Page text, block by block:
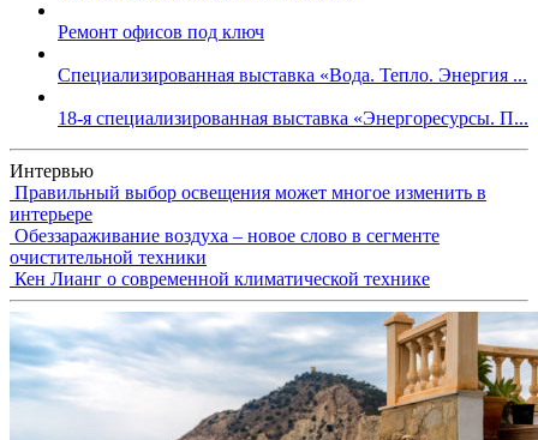
Ремонт офисов под ключ
Специализированная выставка «Вода. Тепло. Энергия ...
18-я специализированная выставка «Энергоресурсы. П...
Интервью
Правильный выбор освещения может многое изменить в
интерьере
Обеззараживание воздуха – новое слово в сегменте
очистительной техники
Кен Лианг о современной климатической технике